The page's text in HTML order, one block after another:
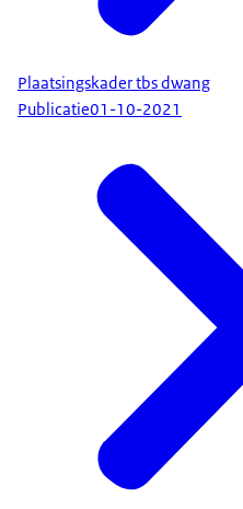
Plaatsingskader tbs dwang
Publicatie01-10-2021